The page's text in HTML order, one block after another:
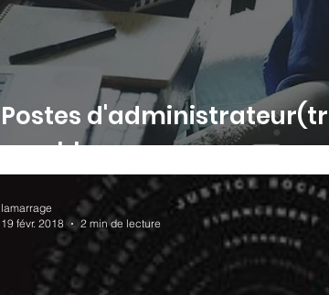
Postes
combler
lamarrage
19 févr. 2018
2 min de lecture